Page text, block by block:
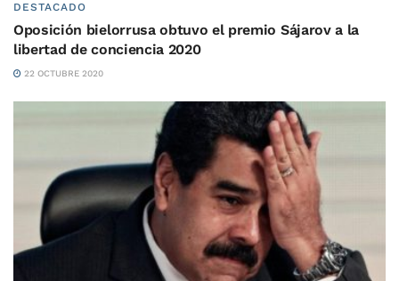
DESTACADO
Oposición bielorrusa obtuvo el premio Sájarov a la
libertad de conciencia 2020
22 OCTUBRE 2020